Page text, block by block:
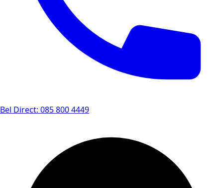
Bel Direct: 085 800 4449